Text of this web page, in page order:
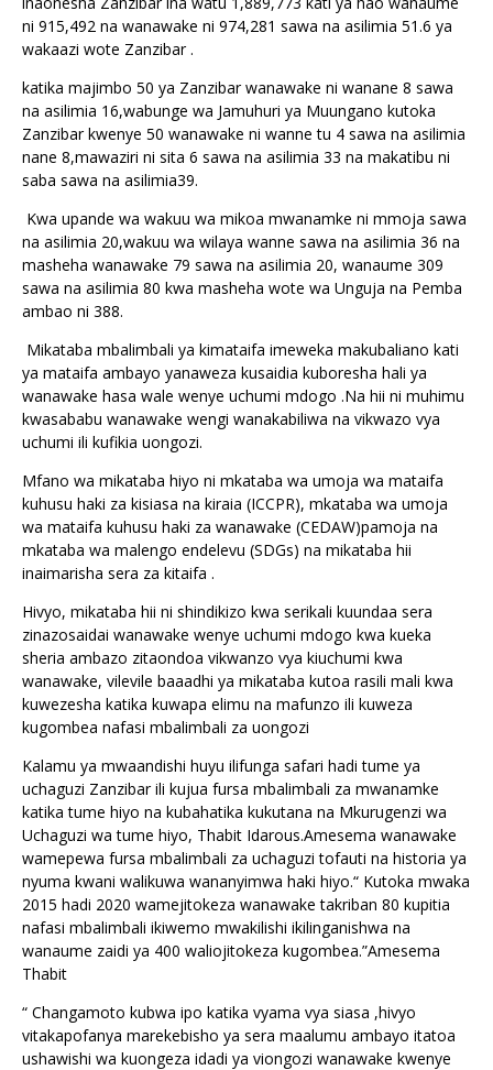
ni 915,492 na wanawake ni 974,281 sawa na asilimia 51.6 ya
wakaazi wote Zanzibar .
katika majimbo 50 ya Zanzibar wanawake ni wanane 8 sawa
na asilimia 16,wabunge wa Jamuhuri ya Muungano kutoka
Zanzibar kwenye 50 wanawake ni wanne tu 4 sawa na asilimia
nane 8,mawaziri ni sita 6 sawa na asilimia 33 na makatibu ni
saba sawa na asilimia39.
Kwa upande wa wakuu wa mikoa mwanamke ni mmoja sawa
na asilimia 20,wakuu wa wilaya wanne sawa na asilimia 36 na
masheha wanawake 79 sawa na asilimia 20, wanaume 309
sawa na asilimia 80 kwa masheha wote wa Unguja na Pemba
ambao ni 388.
Mikataba mbalimbali ya kimataifa imeweka makubaliano kati
ya mataifa ambayo yanaweza kusaidia kuboresha hali ya
wanawake hasa wale wenye uchumi mdogo .Na hii ni muhimu
kwasababu wanawake wengi wanakabiliwa na vikwazo vya
uchumi ili kufikia uongozi.
Mfano wa mikataba hiyo ni mkataba wa umoja wa mataifa
kuhusu haki za kisiasa na kiraia (ICCPR), mkataba wa umoja
wa mataifa kuhusu haki za wanawake (CEDAW)pamoja na
mkataba wa malengo endelevu (SDGs) na mikataba hii
inaimarisha sera za kitaifa .
Hivyo, mikataba hii ni shindikizo kwa serikali kuundaa sera
zinazosaidai wanawake wenye uchumi mdogo kwa kueka
sheria ambazo zitaondoa vikwanzo vya kiuchumi kwa
wanawake, vilevile baaadhi ya mikataba kutoa rasili mali kwa
kuwezesha katika kuwapa elimu na mafunzo ili kuweza
kugombea nafasi mbalimbali za uongozi
Kalamu ya mwaandishi huyu ilifunga safari hadi tume ya
uchaguzi Zanzibar ili kujua fursa mbalimbali za mwanamke
katika tume hiyo na kubahatika kukutana na Mkurugenzi wa
Uchaguzi wa tume hiyo, Thabit Idarous.Amesema wanawake
wamepewa fursa mbalimbali za uchaguzi tofauti na historia ya
nyuma kwani walikuwa wananyimwa haki hiyo.“ Kutoka mwaka
2015 hadi 2020 wamejitokeza wanawake takriban 80 kupitia
nafasi mbalimbali ikiwemo mwakilishi ikilinganishwa na
wanaume zaidi ya 400 waliojitokeza kugombea.”Amesema
Thabit
“ Changamoto kubwa ipo katika vyama vya siasa ,hivyo
vitakapofanya marekebisho ya sera maalumu ambayo itatoa
ushawishi wa kuongeza idadi ya viongozi wanawake kwenye